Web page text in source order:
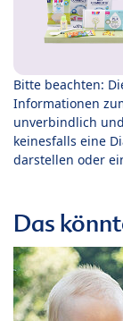
Bitte beachten:
Informationen
unverbindlich
keinesfalls eine
darstellen oder
Das